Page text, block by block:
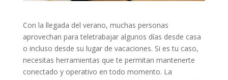
Con la llegada del verano, muchas personas
aprovechan para teletrabajar algunos días desde casa
o incluso desde su lugar de vacaciones. Si es tu caso,
necesitas herramientas que te permitan mantenerte
conectado y operativo en todo momento. La